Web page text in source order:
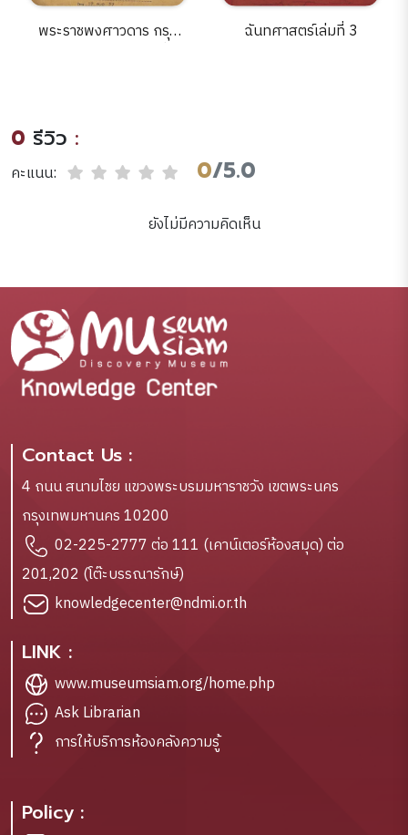
พระราชพงศาวดาร กรุง
ฉันทศาสตร์เล่มที่ 3
0 รีวิว :
คะแนน: 0/5.0
ยังไม่มีความคิดเห็น
Contact Us :
4 ถนน สนามไชย แขวงพระบรมมหาราชวัง เขตพระนคร
กรุงเทพมหานคร 10200
02-225-2777 ต่อ 111 (เคาน์เตอร์ห้องสมุด) ต่อ
201,202 (โต๊ะบรรณารักษ์)
knowledgecenter@ndmi.or.th
LINK :
www.museumsiam.org/home.php
Ask Librarian
การให้บริการห้องคลังความรู้
Policy :